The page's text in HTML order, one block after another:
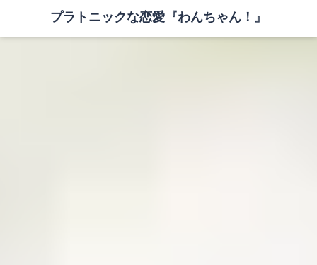
プラトニックな恋愛『わんちゃん！』